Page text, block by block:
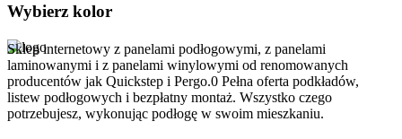
Wybierz kolor
Sklep internetowy z panelami podłogowymi, z panelami
laminowanymi i z panelami winylowymi od renomowanych
producentów jak Quickstep i Pergo.0 Pełna oferta podkładów,
listew podłogowych i bezpłatny montaż. Wszystko czego
potrzebujesz, wykonując podłogę w swoim mieszkaniu.